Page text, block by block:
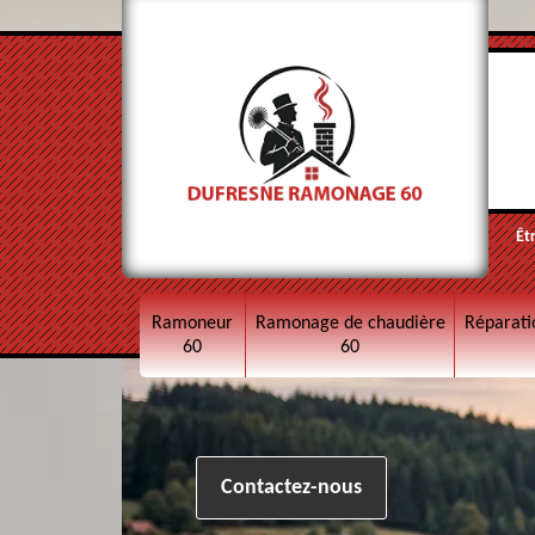
Ramoneur
60
Ramonage de chaudière
60
Contactez-nous